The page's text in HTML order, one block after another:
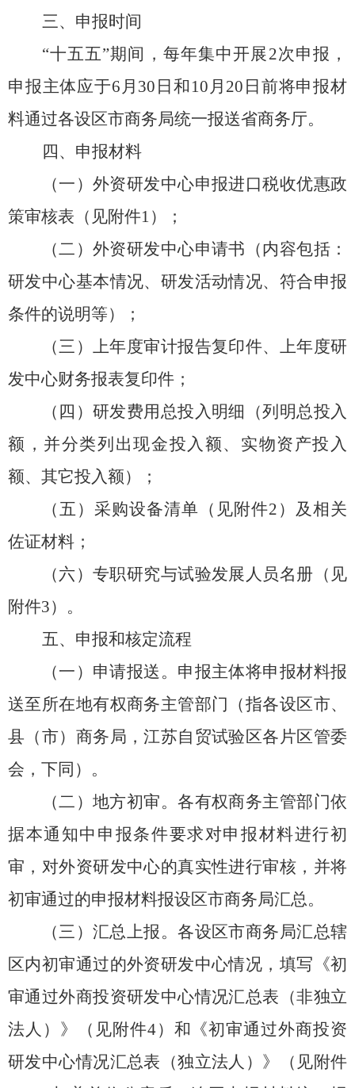
三、申报时间
“十五五”期间，每年集中开展2次申报 ，
申报主体应于6 月 30 日和 10 月 20 日前将申报材
料通过各设区市商务局统一报送省商务厅。
四、申报材料
（一）外资研发中心申报进口税收优惠政
策审核表 （见附件1）
；
（二）外资研发中心申请书（内容包括：
研发中心基本情况、研发活动情况、符合申报
条件的说明等）；
（三 ）上年度审计报告复印件、上年度研
发中心财务报表复印件；
（ 四 ）研发费用总投入明细（列明总投入
额，并分类列出现金投入额、实物资产投入
额、其它投入额）；
（五 ） 采购设备清单 （见附件2 ） 及相关
佐证材料 ；
（六）专职研究与试验发展人员名册 （见
附件3） 。
五、申报和核定流程
（一）申请报送。申报主体将申报材料报
送至所在地有权商务主管部门（指各设区市、
县（市）商务局，江苏自贸试验区各片区管委
会，下同）。
（二）地方初审。各有权商务主管部门依
据本通知中申报条件要求对申报材料进行初
审，对外资研发中心的真实性进行审核，并将
初审通过的申报材料报设区市商务局汇总。
（三）汇总上报。各设区市商务局汇总辖
区内初审通过的外资研发中心情况 ， 填写《初
审通过外商投资研发中心情况汇总表（非独立
法人）》
（见附件4） 和《初审通过外商投资
研发中心情况汇总表（独立法人）》
（见附件